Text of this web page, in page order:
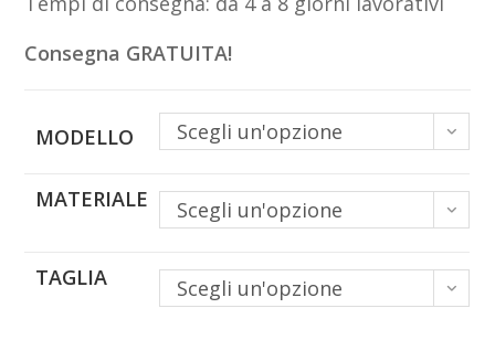
a
Consegna GRATUITA!
MODELLO Scegli un'opzione
MATERIALE Scegli un'opzione
TAGLIA Scegli un'opzione